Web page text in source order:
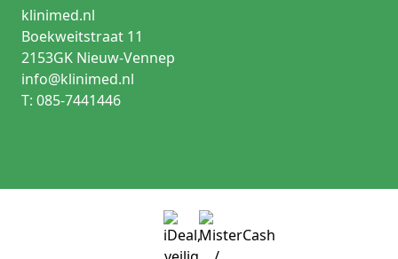
klinimed.nl
Boekweitstraat 11
2153GK Nieuw-Vennep
info@klinimed.nl
T: 085-7441446